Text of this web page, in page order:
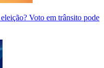
Voto em trânsito pode